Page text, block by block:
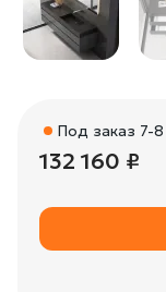
Под заказ 7-
132 160 ₽